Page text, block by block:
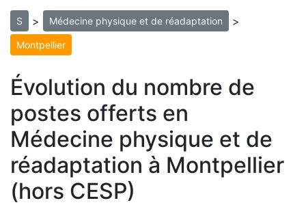
S > Médecine physique et de réadaptation >
Montpellier
Évolution du nombre de
postes offerts en
Médecine physique et de
réadaptation à Montpellier
(hors CESP)